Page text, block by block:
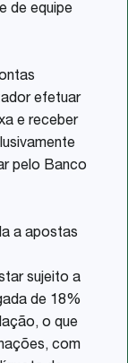
de equipe
efetuar
e receber
pelo Banco
a apostas
sujeito a
de 18%
o que
com